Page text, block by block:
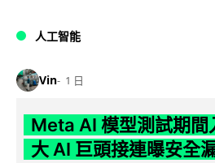
人工智能
Vin 1 日
Meta AI 模型測試期間
大 AI 巨頭接連曝安全